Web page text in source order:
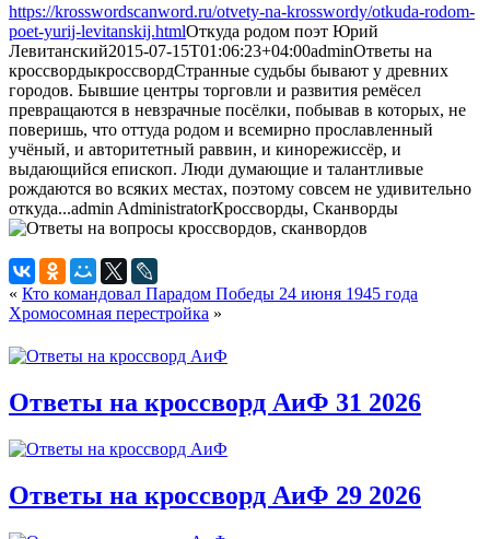
https://krosswordscanword.ru/otvety-na-krosswordy/otkuda-rodom-
poet-yurij-levitanskij.htmlОткуда родом поэт Юрий
Левитанский2015-07-15T01:06:23+04:00adminОтветы на
кроссвордыкроссвордСтранные судьбы бывают у древних
городов. Бывшие центры торговли и развития ремёсел
превращаются в невзрачные посёлки, побывав в которых, не
поверишь, что оттуда родом и всемирно прославленный
учёный, и авторитетный раввин, и кинорежиссёр, и
выдающийся епископ. Люди думающие и талантливые
рождаются во всяких местах, поэтому совсем не удивительно
откуда...admin AdministratorКроссворды, Сканворды
« Кто командовал Парадом Победы 24 июня 1945 года
Хромосомная перестройка »
Ответы на кроссворд АиФ 31 2026
Ответы на кроссворд АиФ 29 2026